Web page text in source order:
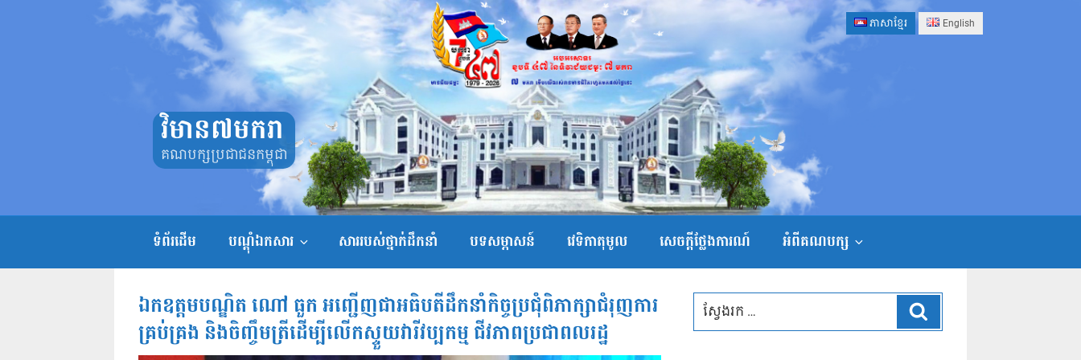
ភាសាខ្មែរ English
វិមាន៧មករា
គណបក្សប្រជាជនកម្ពុជា
ទំព័រដើម បណ្តុំឯកសារ សាររបស់ថ្នាក់ដឹកនាំ បទសម្ភាសន៍ វេទិកាតុមូល សេចក្ដីថ្លែងការណ៍ អំពីគណបក្ស
ឯកឧត្តមបណ្ឌិត ណៅ ធួក អញ្ជើញជាអធិបតីដឹកនាំកិច្ចប្រជុំពិភាក្សាជំរុញការ
គ្រប់គ្រង និងចិញ្ចឹមត្រីដើម្បីលើកស្ទួយវារីវប្បកម្ម ជីវភាពប្រជាពលរដ្ឋ